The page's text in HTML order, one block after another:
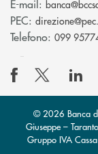
E-mail:
PEC:
Telefono: 099
© 2026 Banca
Giuseppe –
Gruppo IVA